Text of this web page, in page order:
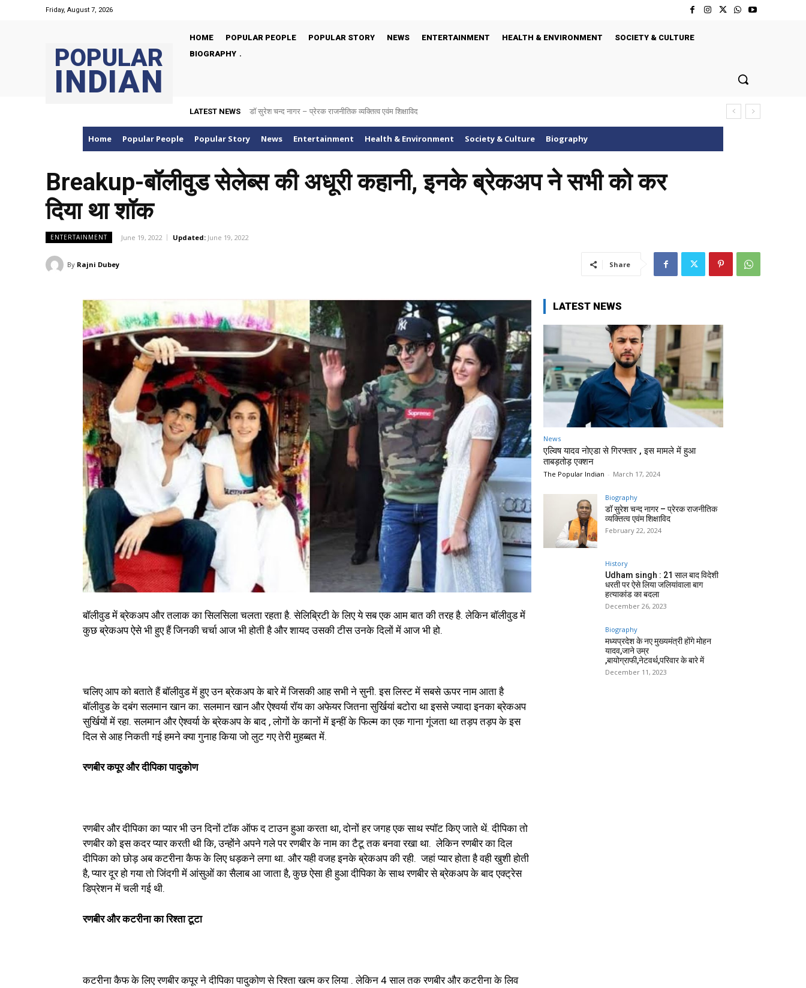
Friday, August 7, 2026
POPULAR
INDIAN
HOME POPULAR PEOPLE POPULAR STORY NEWS ENTERTAINMENT HEALTH & ENVIRONMENT
SOCIETY & CULTURE
BIOGRAPHY
LATEST NEWS डॉ सुरेश चन्द नागर – प्रेरक राजनीतिक व्यक्तित्व एवंम शिक्षाविद
Home Popular People Popular Story News Entertainment Health & Environment Society & Culture Biography
Breakup-बॉलीवुड सेलेब्स की अधूरी कहानी, इनके ब्रेकअप ने सभी को कर
दिया था शॉक
ENTERTAINMENT June 19, 2022 Updated: June 19, 2022
By Rajni Dubey Share
बॉलीवुड में ब्रेकअप और तलाक का सिलसिला चलता रहता है. सेलिब्रिटी के लिए ये सब एक आम बात की तरह है. लेकिन बॉलीवुड में
कुछ ब्रेकअप ऐसे भी हुए हैं जिनकी चर्चा आज भी होती है और शायद उसकी टीस उनके दिलों में आज भी हो.
चलिए आप को बताते हैं बॉलीवुड में हुए उन ब्रेकअप के बारे में जिसकी आह सभी ने सुनी. इस लिस्ट में सबसे ऊपर नाम आता है
बॉलीवुड के दबंग सलमान खान का. सलमान खान और ऐश्वर्या रॉय का अफेयर जितना सुर्खियां बटोरा था इससे ज्यादा इनका ब्रेकअप
सुर्खियों में रहा. सलमान और ऐश्वर्या के ब्रेकअप के बाद , लोगों के कानों में इन्हीं के फिल्म का एक गाना गूंजता था तड़प तड़प के इस
दिल से आह निकती गई हमने क्या गुनाह किया जो लुट गए तेरी मुहब्बत में.
रणबीर कपूर और दीपिका पादुकोण
रणबीर और दीपिका का प्यार भी उन दिनों टॉक ऑफ द टाउन हुआ करता था, दोनों हर जगह एक साथ स्पॉट किए जाते थें. दीपिका तो
रणबीर को इस कदर प्यार करती थी कि, उन्होंने अपने गले पर रणबीर के नाम का टैटू तक बनवा रखा था. लेकिन रणबीर का दिल
दीपिका को छोड़ अब कटरीना कैफ के लिए धड़कने लगा था. और यही वजह इनके ब्रेकअप की रही. जहां प्यार होता है वही खुशी होती
है, प्यार दूर हो गया तो जिंदगी में आंसुओं का सैलाब आ जाता है, कुछ ऐसा ही हुआ दीपिका के साथ रणबीर से ब्रेकअप के बाद एक्ट्रेस
डिप्रेशन में चली गई थी.
रणबीर और कटरीना का रिश्ता टूटा
कटरीना कैफ के लिए रणबीर कपूर ने दीपिका पादुकोण से रिश्ता खत्म कर लिया . लेकिन 4 साल तक रणबीर और कटरीना के लिव
LATEST NEWS
News
एल्विष यादव नोएडा से गिरफ्तार , इस मामले में हुआ
ताबड़तोड़ एक्शन
The Popular Indian - March 17, 2024
Biography
डॉ सुरेश चन्द नागर – प्रेरक राजनीतिक
व्यक्तित्व एवंम शिक्षाविद
February 22, 2024
History
Udham singh : 21 साल बाद विदेशी
धरती पर ऐसे लिया जलियांवाला बाग
हत्याकांड का बदला
December 26, 2023
Biography
मध्यप्रदेश के नए मुख्यमंत्री होंगे मोहन
यादव,जाने उम्र
,बायोग्राफी,नेटवर्थ,परिवार के बारे में
December 11, 2023